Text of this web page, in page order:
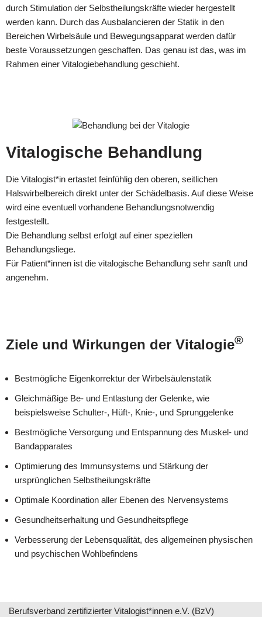
durch Stimulation der Selbstheilungskräfte wieder hergestellt
werden kann. Durch das Ausbalancieren der Statik in den
Bereichen Wirbelsäule und Bewegungsapparat werden dafür
beste Voraussetzungen geschaffen. Das genau ist das, was im
Rahmen einer Vitalogiebehandlung geschieht.
Vitalogische Behandlung
Die Vitalogist*in ertastet feinfühlig den oberen, seitlichen
Halswirbelbereich direkt unter der Schädelbasis. Auf diese Weise
wird eine eventuell vorhandene Behandlungsnotwendig
festgestellt.
Die Behandlung selbst erfolgt auf einer speziellen
Behandlungsliege.
Für Patient*innen ist die vitalogische Behandlung sehr sanft und
angenehm.
Ziele und Wirkungen der Vitalogie®
Bestmögliche Eigenkorrektur der Wirbelsäulenstatik
Gleichmäßige Be- und Entlastung der Gelenke, wie
beispielsweise Schulter-, Hüft-, Knie-, und Sprunggelenke
Bestmögliche Versorgung und Entspannung des Muskel- und
Bandapparates
Optimierung des Immunsystems und Stärkung der
ursprünglichen Selbstheilungskräfte
Optimale Koordination aller Ebenen des Nervensystems
Gesundheitserhaltung und Gesundheitspflege
Verbesserung der Lebensqualität, des allgemeinen physischen
und psychischen Wohlbefindens
Berufsverband zertifizierter Vitalogist*innen e.V. (BzV)